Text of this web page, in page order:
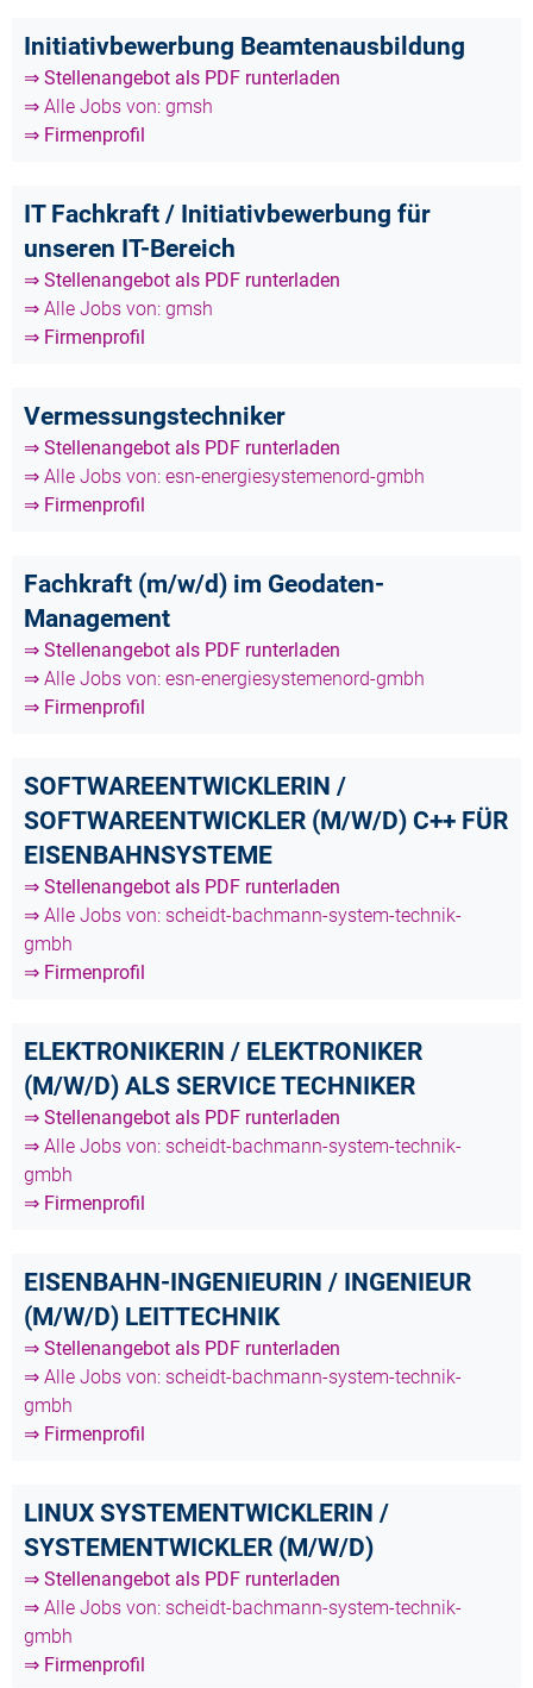
Initiativbewerbung Beamtenausbildung
⇒ Stellenangebot als PDF runterladen
⇒ Alle Jobs von: gmsh
⇒ Firmenprofil
IT Fachkraft / Initiativbewerbung für
unseren IT-Bereich
⇒ Stellenangebot als PDF runterladen
⇒ Alle Jobs von: gmsh
⇒ Firmenprofil
Vermessungstechniker
⇒ Stellenangebot als PDF runterladen
⇒ Alle Jobs von: esn-energiesystemenord-gmbh
⇒ Firmenprofil
Fachkraft (m/w/d) im Geodaten-
Management
⇒ Stellenangebot als PDF runterladen
⇒ Alle Jobs von: esn-energiesystemenord-gmbh
⇒ Firmenprofil
SOFTWAREENTWICKLERIN /
SOFTWAREENTWICKLER (M/W/D) C++ FÜR
EISENBAHNSYSTEME
⇒ Stellenangebot als PDF runterladen
⇒ Alle Jobs von: scheidt-bachmann-system-technik-
gmbh
⇒ Firmenprofil
ELEKTRONIKERIN / ELEKTRONIKER
(M/W/D) ALS SERVICE TECHNIKER
⇒ Stellenangebot als PDF runterladen
⇒ Alle Jobs von: scheidt-bachmann-system-technik-
gmbh
⇒ Firmenprofil
EISENBAHN-INGENIEURIN / INGENIEUR
(M/W/D) LEITTECHNIK
⇒ Stellenangebot als PDF runterladen
⇒ Alle Jobs von: scheidt-bachmann-system-technik-
gmbh
⇒ Firmenprofil
LINUX SYSTEMENTWICKLERIN /
SYSTEMENTWICKLER (M/W/D)
⇒ Stellenangebot als PDF runterladen
⇒ Alle Jobs von: scheidt-bachmann-system-technik-
gmbh
⇒ Firmenprofil